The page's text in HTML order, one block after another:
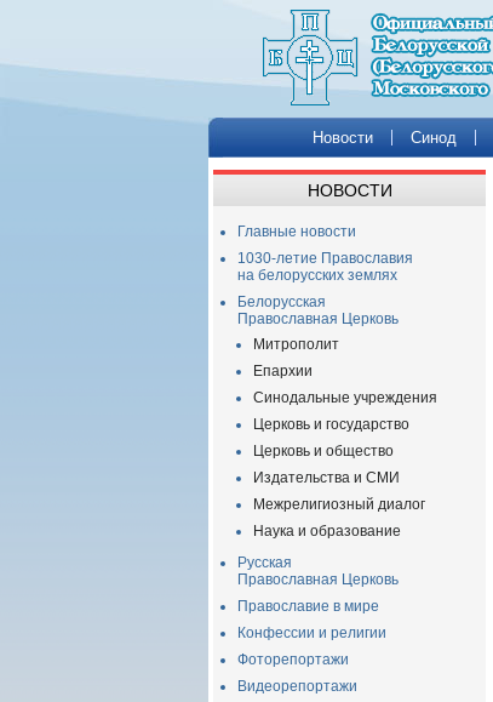
Новости Синод
НОВОСТИ
Главные новости
1030-летие Православия
на белорусских землях
Белорусская
Православная Церковь
Митрополит
Епархии
Синодальные учреждения
Церковь и государство
Церковь и общество
Издательства и СМИ
Межрелигиозный диалог
Наука и образование
Русская
Православная Церковь
Православие в мире
Конфессии и религии
Фоторепортажи
Видеорепортажи